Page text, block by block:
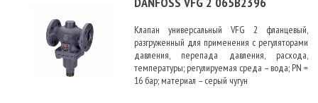
Клапан универсальный VFG 2 фланцевый,
разгруженный для применения с регуляторами
давления, перепада давления, расхода,
температуры; регулируемая среда – вода; PN =
16 бар; материал – серый чугун